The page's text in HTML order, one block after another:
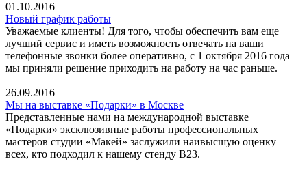
01.10.2016
Новый график работы
Уважаемые клиенты! Для того, чтобы обеспечить вам еще
лучший сервис и иметь возможность отвечать на ваши
телефонные звонки более оперативно, с 1 октября 2016 года
мы приняли решение приходить на работу на час раньше.
26.09.2016
Мы на выставке «Подарки» в Москве
Представленные нами на международной выставке
«Подарки» эксклюзивные работы профессиональных
мастеров студии «Макей» заслужили наивысшую оценку
всех, кто подходил к нашему стенду В23.